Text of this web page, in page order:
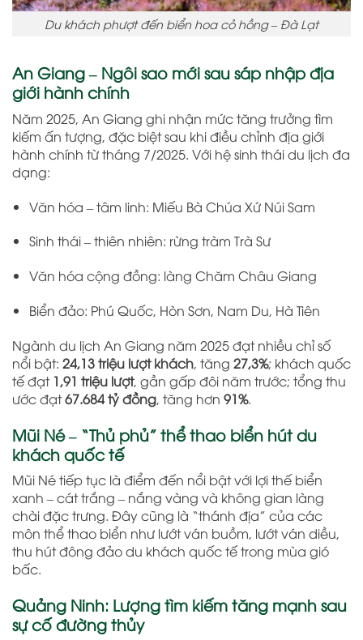
Du khách phượt đến biển hoa cỏ hồng – Đà Lạt
An Giang – Ngôi sao mới sau sáp nhập địa
giới hành chính
Năm 2025, An Giang ghi nhận mức tăng trưởng tìm
kiếm ấn tượng, đặc biệt sau khi điều chỉnh địa giới
hành chính từ tháng 7/2025. Với hệ sinh thái du lịch đa
dạng:
Văn hóa – tâm linh: Miếu Bà Chúa Xứ Núi Sam
Sinh thái – thiên nhiên: rừng tràm Trà Sư
Văn hóa cộng đồng: làng Chăm Châu Giang
Biển đảo: Phú Quốc, Hòn Sơn, Nam Du, Hà Tiên
Ngành du lịch An Giang năm 2025 đạt nhiều chỉ số
nổi bật: 24,13 triệu lượt khách, tăng 27,3%; khách quốc
tế đạt 1,91 triệu lượt, gần gấp đôi năm trước; tổng thu
ước đạt67.684 tỷ đồng, tăng hơn 91%.
Mũi Né – “Thủ phủ” thể thao biển hút du
khách quốc tế
Mũi Né tiếp tục là điểm đến nổi bật với lợi thế biển
xanh – cát trắng – nắng vàng và không gian làng
chài đặc trưng. Đây cũng là “thánh địa” của các
môn thể thao biển như lướt ván buồm, lướt ván diều,
thu hút đông đảo du khách quốc tế trong mùa gió
bấc.
Quảng Ninh: Lượng tìm kiếm tăng mạnh sau
sự cố đường thủy